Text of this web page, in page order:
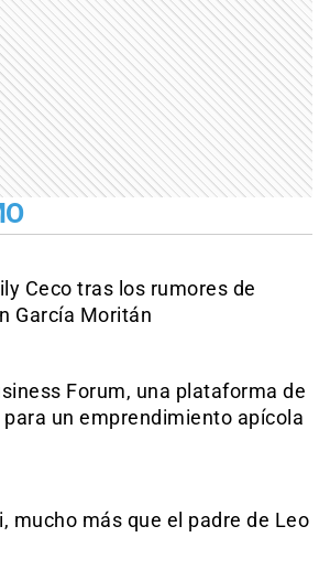
Ceco tras los rumores de
García Moritán
Forum, una plataforma de
un emprendimiento apícola
mucho más que el padre de Leo